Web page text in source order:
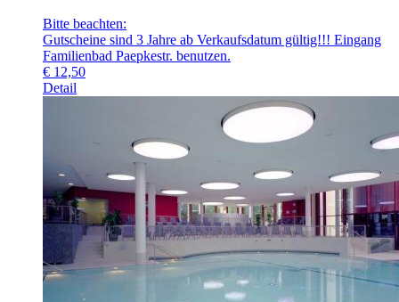
Bitte beachten:
Gutscheine sind 3 Jahre ab Verkaufsdatum gültig!!! Eingang
Familienbad Paepkestr. benutzen.
€ 12,50
Detail